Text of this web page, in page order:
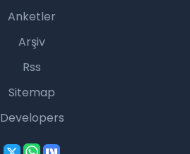
Anketler
Arşiv
Rss
Sitemap
Developers